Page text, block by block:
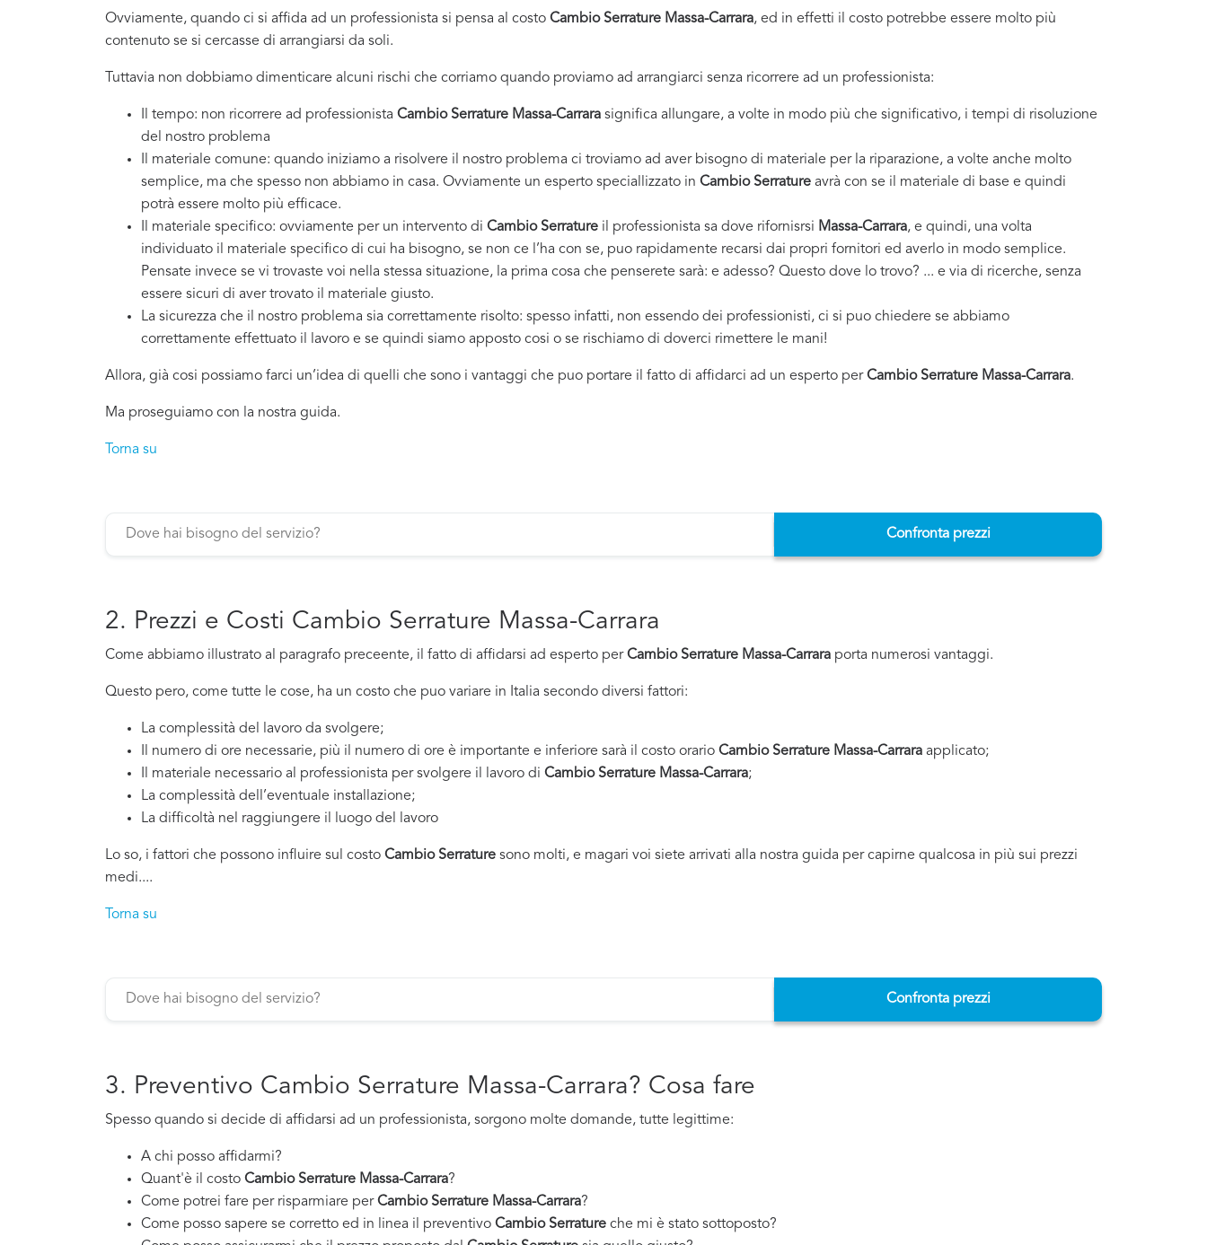
Ovviamente, quando ci si affida ad un professionista si pensa al costo Cambio Serrature Massa-Carrara, ed in effetti il costo potrebbe essere molto più
contenuto se si cercasse di arrangiarsi da soli.
Tuttavia non dobbiamo dimenticare alcuni rischi che corriamo quando proviamo ad arrangiarci senza ricorrere ad un professionista:
Il tempo: non ricorrere ad professionista Cambio Serrature Massa-Carrara significa allungare, a volte in modo più che significativo, i tempi di risoluzione
del nostro problema
Il materiale comune: quando iniziamo a risolvere il nostro problema ci troviamo ad aver bisogno di materiale per la riparazione, a volte anche molto
semplice, ma che spesso non abbiamo in casa. Ovviamente un esperto speciallizzato in Cambio Serrature avrà con se il materiale di base e quindi
potrà essere molto più efficace.
Il materiale specifico: ovviamente per un intervento di Cambio Serrature il professionista sa dove rifornisrsi Massa-Carrara, e quindi, una volta
individuato il materiale specifico di cui ha bisogno, se non ce l’ha con se, puo rapidamente recarsi dai propri fornitori ed averlo in modo semplice.
Pensate invece se vi trovaste voi nella stessa situazione, la prima cosa che penserete sarà: e adesso? Questo dove lo trovo? ... e via di ricerche, senza
essere sicuri di aver trovato il materiale giusto.
La sicurezza che il nostro problema sia correttamente risolto: spesso infatti, non essendo dei professionisti, ci si puo chiedere se abbiamo
correttamente effettuato il lavoro e se quindi siamo apposto cosi o se rischiamo di doverci rimettere le mani!
Allora, già cosi possiamo farci un’idea di quelli che sono i vantaggi che puo portare il fatto di affidarci ad un esperto perCambio Serrature Massa-Carrara.
Ma proseguiamo con la nostra guida.
Torna su
Confronta prezzi
2. Prezzi e Costi Cambio Serrature Massa-Carrara
Come abbiamo illustrato al paragrafo preceente, il fatto di affidarsi ad esperto perCambio Serrature Massa-Carrara porta numerosi vantaggi.
Questo pero, come tutte le cose, ha un costo che puo variare in Italia secondo diversi fattori:
La complessità del lavoro da svolgere;
Il numero di ore necessarie, più il numero di ore è importante e inferiore sarà il costo orario Cambio Serrature Massa-Carrara applicato;
Il materiale necessario al professionista per svolgere il lavoro di Cambio Serrature Massa-Carrara;
La complessità dell’eventuale installazione;
La difficoltà nel raggiungere il luogo del lavoro
Lo so, i fattori che possono influire sul costo Cambio Serrature sono molti, e magari voi siete arrivati alla nostra guida per capirne qualcosa in più sui prezzi
medi....
Torna su
Confronta prezzi
3. Preventivo Cambio Serrature Massa-Carrara? Cosa fare
Spesso quando si decide di affidarsi ad un professionista, sorgono molte domande, tutte legittime:
A chi posso affidarmi?
Quant'è il costo Cambio Serrature Massa-Carrara?
Come potrei fare per risparmiare perCambio Serrature Massa-Carrara?
Come posso sapere se corretto ed in linea il preventivo Cambio Serrature che mi è stato sottoposto?